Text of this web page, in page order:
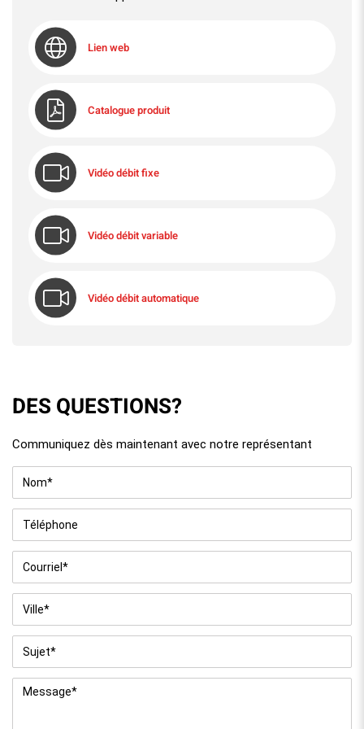
Lien web
Catalogue produit
Vidéo débit fixe
Vidéo débit variable
Vidéo débit automatique
DES QUESTIONS?
Communiquez dès maintenant avec notre représentant
Nom *
Téléphone
Courriel *
Ville
Sujet
Message *